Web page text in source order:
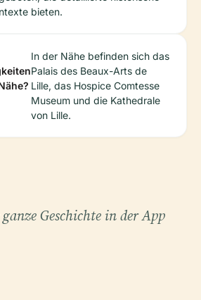
bieten.
In der Nähe befinden sich das
Palais des Beaux-Arts de
Lille, das Hospice Comtesse
Museum und die Kathedrale
von Lille.
Geschichte in der App